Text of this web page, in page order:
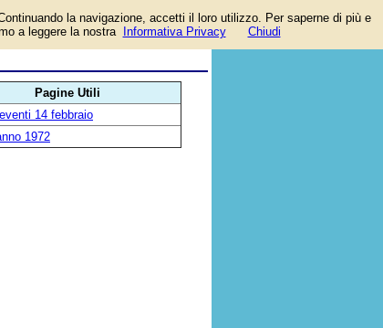
Pagine Utili
14 febbraio
1972
la navigazione, accetti il loro utilizzo. Per saperne di più e
a leggere la nostra
Informativa Privacy Chiudi